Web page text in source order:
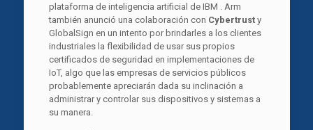
plataforma de inteligencia artificial de IBM . Arm
también anunció una colaboración con Cybertrusty
GlobalSign en un intento por brindarles a los clientes
industriales la flexibilidad de usar sus propios
certificados de seguridad en implementaciones de
IoT, algo que las empresas de servicios públicos
probablemente apreciarán dada su inclinación a
administrar y controlar sus dispositivos y sistemas a
su manera.